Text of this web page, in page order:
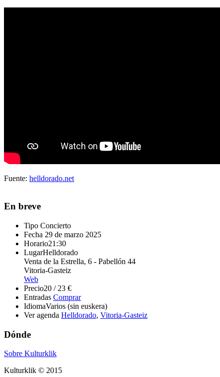
Fuente: helldorado.net
En breve
Tipo Concierto
Fecha 29 de marzo 2025
Horario21:30
LugarHelldorado
Venta de la Estrella, 6 - Pabellón 44
Vitoria-Gasteiz
Web
Precio20 / 23 €
Entradas Comprar
IdiomaVarios (sin euskera)
Ver agenda Helldorado, Vitoria-Gasteiz
Dónde
Sobre Kulturklik
Kulturklik © 2015